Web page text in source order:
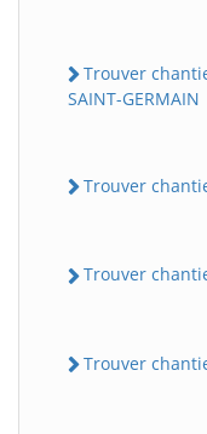
Trouver
SAINT-GERMAIN
Trouver
Trouver
Trouver